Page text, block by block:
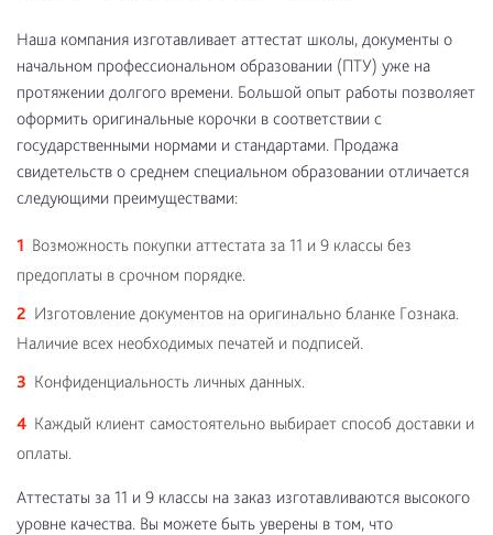
Наша компания изготавливает аттестат школы, документы о
начальном профессиональном образовании (ПТУ) уже на
протяжении долгого времени. Большой опыт работы позволяет
оформить оригинальные корочки в соответствии с
государственными нормами и стандартами. Продажа
свидетельств о среднем специальном образовании отличается
следующими преимуществами:
Возможность покупки аттестата за 11 и 9 классы без
предоплаты в срочном порядке.
Изготовление документов на оригинально бланке Гознака.
Наличие всех необходимых печатей и подписей.
Конфиденциальность личных данных.
Каждый клиент самостоятельно выбирает способ доставки и
оплаты.
Аттестаты за 11 и 9 классы на заказ изготавливаются высокого
уровне качества. Вы можете быть уверены в том, что